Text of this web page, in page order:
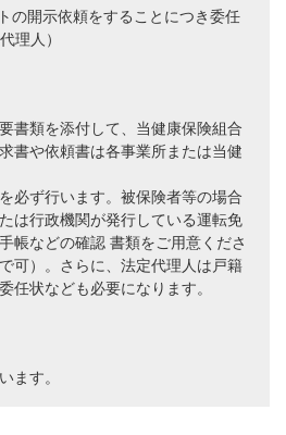
の開示依頼をすることにつき委任
理人）
書類を添付して、当健康保険組合
書や依頼書は各事業所または当健
必ず行います。被保険者等の場合
は行政機関が発行している運転免
帳などの確認 書類をご用意くださ
可）。さらに、法定代理人は戸籍
任状なども必要になります。
ます。